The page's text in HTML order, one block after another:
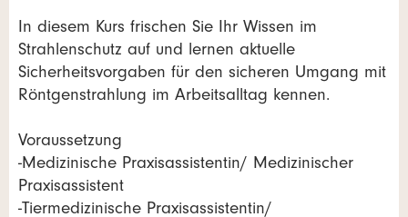
In diesem Kurs frischen Sie Ihr Wissen im
Strahlenschutz auf und lernen aktuelle
Sicherheitsvorgaben für den sicheren Umgang mit
Röntgenstrahlung im Arbeitsalltag kennen.
Voraussetzung
-Medizinische Praxisassistentin/ Medizinischer
Praxisassistent
-Tiermedizinische Praxisassistentin/